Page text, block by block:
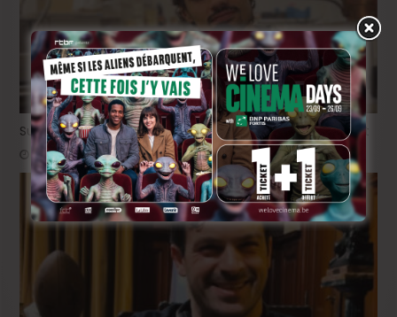
Sur le tournage de « Please », avec Victor Ruprich-Robert
2 semaines ago